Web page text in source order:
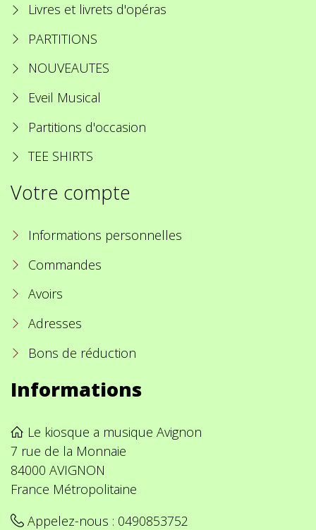
Livres et livrets d'opéras
PARTITIONS
NOUVEAUTES
Eveil Musical
Partitions d'occasion
TEE SHIRTS
Votre compte
Informations personnelles
Commandes
Avoirs
Adresses
Bons de réduction
Informations
Le kiosque a musique Avignon
7 rue de la Monnaie
84000 AVIGNON
France Métropolitaine
Appelez-nous : 0490853752